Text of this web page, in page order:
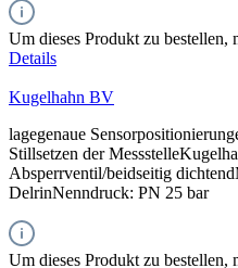
Um dieses Produkt zu bestellen,
Details
Kugelhahn BV
lagegenaue
Stillsetzen der
Absperrventil/beidseitig
DelrinNenndruck: PN 25 bar
Um dieses Produkt zu bestellen,